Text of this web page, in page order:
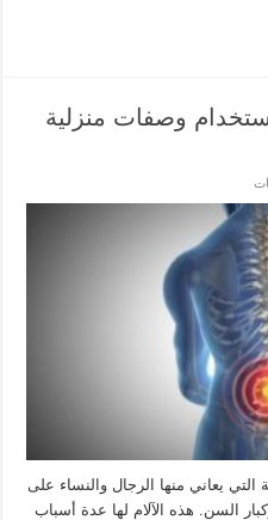
وصفات منزلية
يعاني منها الرجال والنساء على
السن. هذه الآلام لها عدة أسباب